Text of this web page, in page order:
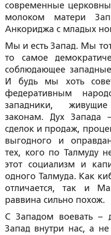
современные
молоком матери
Анкориджа с младых
Мы и есть Запад. Мы
то самое
соблюдающее
И будь мы хоть
федеративным
западники,
законам. Дух Запада
сделок и продаж,
выгодного и
тех, кого по Талмуду
этот социализм и
одного Талмуда. Как
отличается, так и
раввина сильно похож.
С Западом воевать –
Запад внутри нас, а